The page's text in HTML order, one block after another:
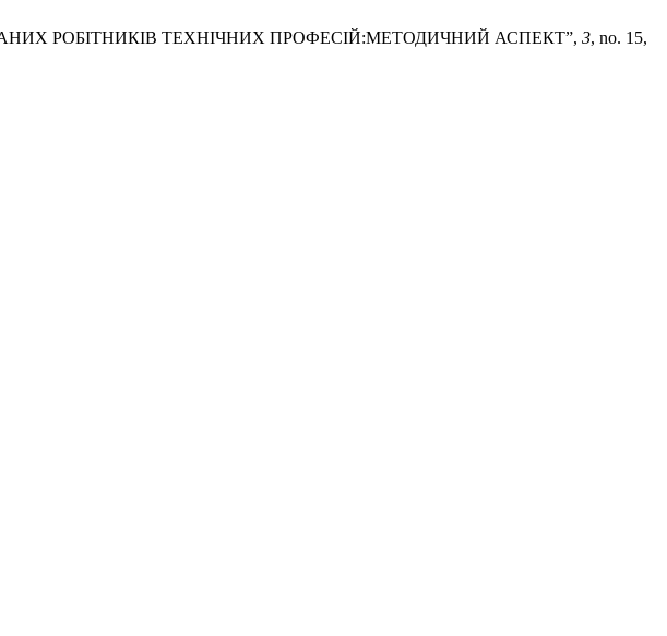
РОБІТНИКІВ ТЕХНІЧНИХ ПРОФЕСІЙ:МЕТОДИЧНИЙ АСПЕКТ”, 3, no. 15,